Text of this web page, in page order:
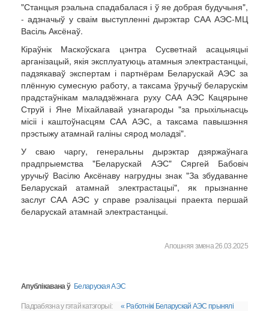
"Станцыя рэальна спадабалася і ў яе добрая будучыня",
- адзначыў у сваім выступленні дырэктар САА АЭС-МЦ
Васіль Аксёнаў.
Кіраўнік Маскоўскага цэнтра Сусветнай асацыяцыі
арганізацый, якія эксплуатуюць атамныя электрастанцыі,
падзякаваў экспертам і партнёрам Беларускай АЭС за
плённую сумесную работу, а таксама ўручыў беларускім
прадстаўнікам маладзёжнага руху САА АЭС Кацярыне
Струй і Яне Міхайлавай узнагароды "за прыхільнасць
місіі і каштоўнасцям САА АЭС, а таксама павышэння
прэстыжу атамнай галіны сярод моладзі".
У сваю чаргу, генеральны дырэктар дзяржаўнага
прадпрыемства "Беларускай АЭС" Сяргей Бабовіч
уручыў Васілю Аксёнаву нагрудны знак "За збудаванне
Беларускай атамнай электрастацыі", як прызнанне
заслуг САА АЭС у справе рэалізацыі праекта першай
беларускай атамнай электрастанцыі.
Апошняя змена 26.03.2025
Апублікавана ў Беларуская АЭС
Падрабязна у гэтай катэгорыі:
« Работнікі Беларускай АЭС прынялі